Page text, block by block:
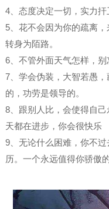
4、态度决定一切，实力扞
5、花不会因为你的疏离
转身为陌路。
6、不管外面天气怎样，别
7、学会伪装，大智若愚
的，功劳是领导的。
8、跟别人比，会使得自
天都在进步，你会很快乐
9、无论什么困难，你不
历。一个永远值得你骄傲